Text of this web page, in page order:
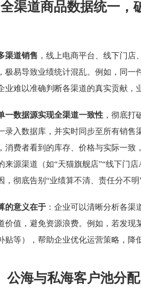
渠道商品数据统一，
渠道销售 ，线上电商平台、线下门
极易导致业绩统计混乱。例如，同
业难以准确判断各渠道的真实贡献，
一数据源实现全渠道一致性 ，彻底打
录入数据库，并实时同步至所有销售
消费者看到的库存、价格与实际一
来源渠道（如“天猫旗舰店”“线下门
彻底告别“业绩算不清、责任分不明
的意义在于 ：企业可以清晰分析各
价值，避免资源浪费。例如，若发
贴等），帮助企业优化运营策略，降
公海与私海客户池分